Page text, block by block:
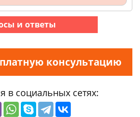
и ответы
консультацию
в социальных сетях: